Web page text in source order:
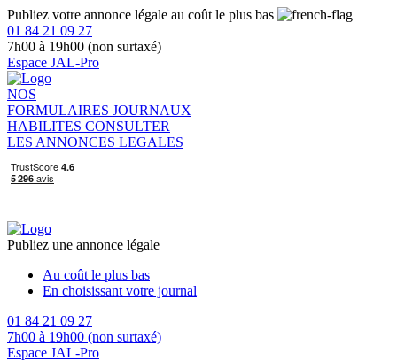
Publiez votre annonce légale au coût le plus bas
01 84 21 09 27
7h00 à 19h00 (non surtaxé)
Espace JAL-Pro
NOS
FORMULAIRES JOURNAUX
HABILITES CONSULTER
LES ANNONCES LEGALES
Publiez une annonce légale
Au coût le plus bas
En choisissant votre journal
01 84 21 09 27
7h00 à 19h00 (non surtaxé)
Espace JAL-Pro